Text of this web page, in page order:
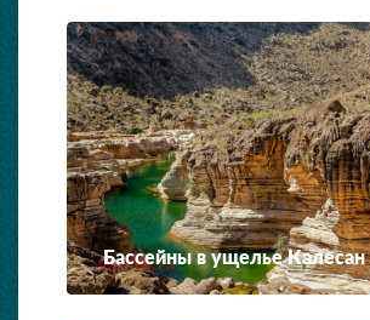
Бассейны в ущелье Калесан